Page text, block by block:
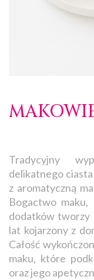
Tradycyjny
delikatnego
z aromatyczną
Bogactwo
dodatków tworzy
lat kojarzony z
Całość
maku, które
oraz jego